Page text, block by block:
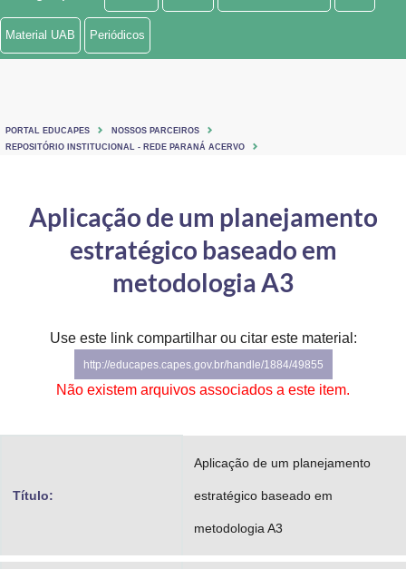
Ministério de Minas e Energia
Ministério do Turismo
Controladoria-Geral da União
Ministério da Mulher, da Família e dos Direitos Humanos
Secretaria de Governo
Gabinete de Segurança Institucional
Planalto
Material UAB Periódicos
PORTAL EDUCAPES
NOSSOS PARCEIROS
REPOSITÓRIO INSTITUCIONAL - REDE PARANÁ ACERVO
Aplicação de um planejamento
estratégico baseado em
metodologia A3
Use este link compartilhar ou citar este material:
http://educapes.capes.gov.br/handle/1884/49855
Não existem arquivos associados a este item.
Título:
Aplicação de um planejamento
estratégico baseado em
metodologia A3